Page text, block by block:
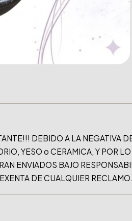
DEBIDO A LA NEGATIVA
YESO o CERAMICA, Y POR
ENVIADOS BAJO